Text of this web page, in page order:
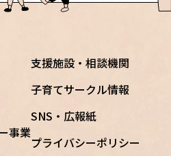
事業
支援施設・相談機関
子育てサークル情報
SNS・広報紙
プライバシーポリシー